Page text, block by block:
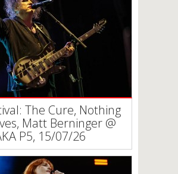
The Cure, Nothing
Matt Berninger @
P5, 15/07/26